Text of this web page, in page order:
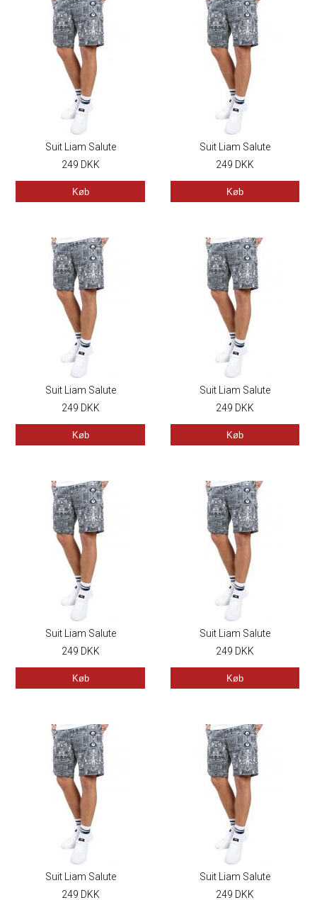
Suit Liam Salute
249 DKK
Køb
Suit Liam Salute
249 DKK
Køb
Suit Liam Salute
249 DKK
Køb
Suit Liam Salute
249 DKK
Køb
Suit Liam Salute
249 DKK
Køb
Suit Liam Salute
249 DKK
Køb
Suit Liam Salute
249 DKK
Suit Liam Salute
249 DKK